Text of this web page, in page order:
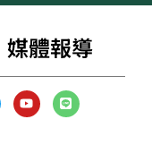
體報導
Y
o
u
L
i
n